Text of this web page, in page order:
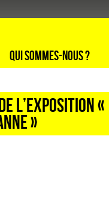
Qui sommes-nous ?
l’exposition «
»